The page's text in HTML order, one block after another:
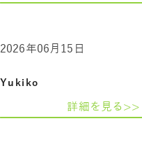
Yukiko
2026年06月15日
詳細を見る>>